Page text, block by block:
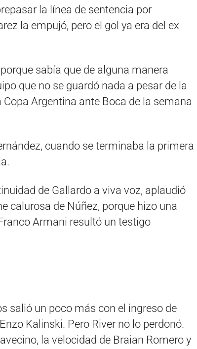
la línea de sentencia por
la empujó, pero el gol ya era del ex
sabía que de alguna manera
que no se guardó nada a pesar de la
Argentina ante Boca de la semana
cuando se terminaba la primera
de Gallardo a viva voz, aplaudió
calurosa de Núñez, porque hizo una
Armani resultó un testigo
salió un poco más con el ingreso de
Kalinski. Pero River no lo perdonó.
la velocidad de Braian Romero y